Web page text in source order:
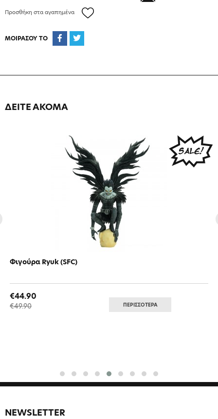
Προσθήκη στα αγαπημένα
ΜΟΙΡΑΣΟΥ ΤΟ
ΔΕΙΤΕ ΑΚΟΜΑ
Φιγούρα Ryuk (SFC)
€44.90
€49.90 ΠΕΡΙΣΣΟΤΕΡΑ
NEWSLETTER